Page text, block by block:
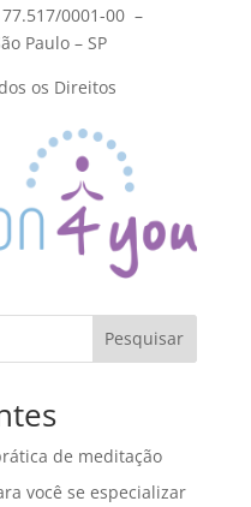
0001-00 –
Paulo – SP
os Direitos
Pesquisar
de meditação
você se especializar